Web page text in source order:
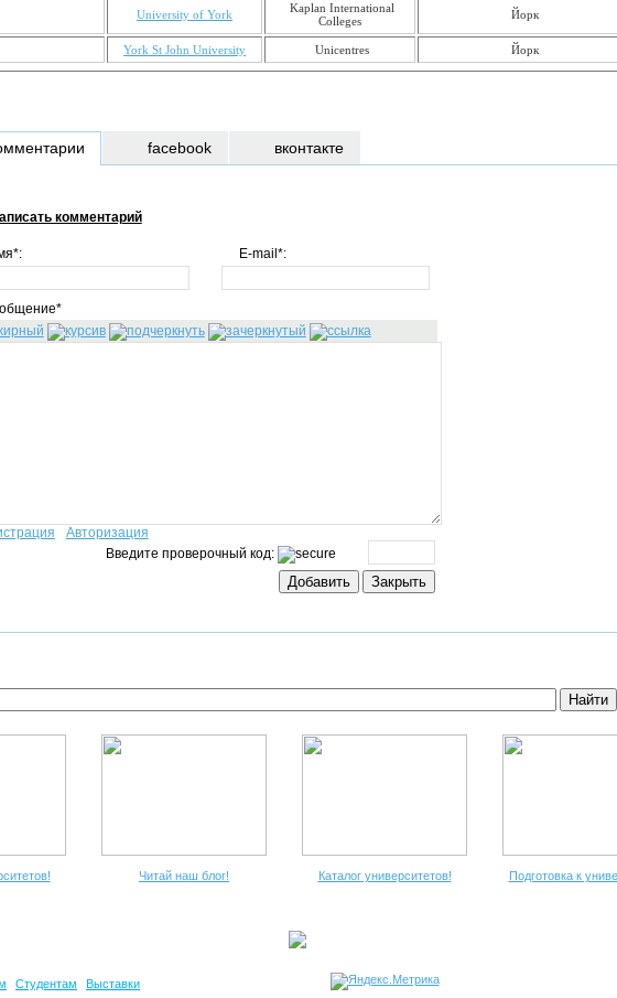
University of York
Kaplan International
Colleges
Йорк
York St John University Unicentres Йорк
комментарий
E-mail*:
Авторизация
Введите проверочный код:
facebook вконтакте
Читай наш блог! Каталог университетов! Подготовка к
Студентам Выставки